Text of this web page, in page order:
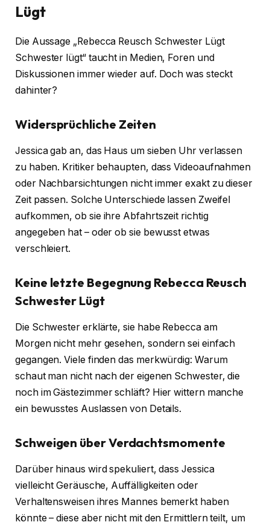
Lügt
Die Aussage „Rebecca Reusch Schwester Lügt
Schwester lügt“ taucht in Medien, Foren und
Diskussionen immer wieder auf. Doch was steckt
dahinter?
Widersprüchliche Zeiten
Jessica gab an, das Haus um sieben Uhr verlassen
zu haben. Kritiker behaupten, dass Videoaufnahmen
oder Nachbarsichtungen nicht immer exakt zu dieser
Zeit passen. Solche Unterschiede lassen Zweifel
aufkommen, ob sie ihre Abfahrtszeit richtig
angegeben hat – oder ob sie bewusst etwas
verschleiert.
Keine letzte Begegnung Rebecca Reusch
Schwester Lügt
Die Schwester erklärte, sie habe Rebecca am
Morgen nicht mehr gesehen, sondern sei einfach
gegangen. Viele finden das merkwürdig: Warum
schaut man nicht nach der eigenen Schwester, die
noch im Gästezimmer schläft? Hier wittern manche
ein bewusstes Auslassen von Details.
Schweigen über Verdachtsmomente
Darüber hinaus wird spekuliert, dass Jessica
vielleicht Geräusche, Auffälligkeiten oder
Verhaltensweisen ihres Mannes bemerkt haben
könnte – diese aber nicht mit den Ermittlern teilt, um